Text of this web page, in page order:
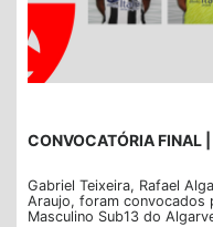
CONVOCATÓRIA FINAL
Gabriel Teixeira, Rafael
Araujo, foram convocados
Masculino Sub13 do